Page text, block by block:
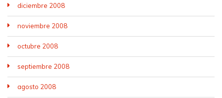
diciembre 2008
noviembre 2008
octubre 2008
septiembre 2008
agosto 2008